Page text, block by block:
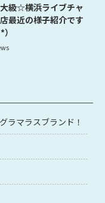
級☆横浜ライブチャ
最近の様子紹介です
ラマラスブランド！